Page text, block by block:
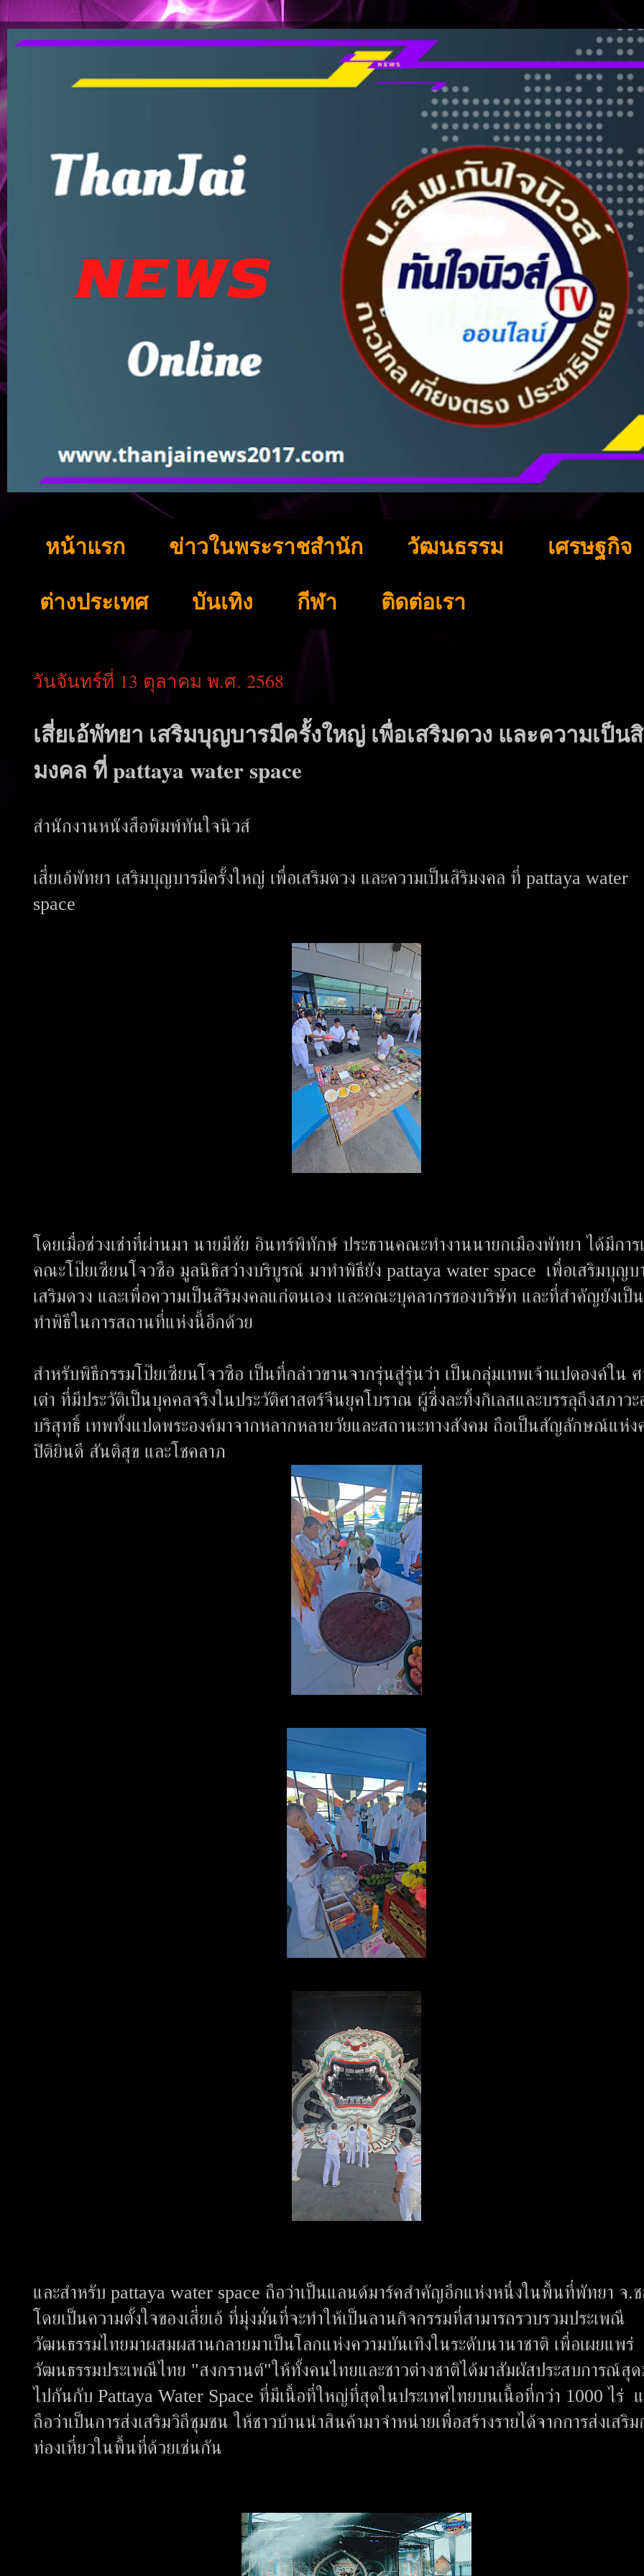
หน้าแรก ข่าวในพระราชสำนัก วัฒนธรรม เศรษฐกิจ
ต่างประเทศ บันเทิง กีฬา ติดต่อเรา
วันจันทร์ที่ 13 ตุลาคม พ.ศ. 2568
เสี่ยเอ้พัทยา เสริมบุญบารมีครั้งใหญ่ เพื่อเสริมดวง และความเป็น
มงคล ที่ pattaya water space
สำนักงานหนังสือพิมพ์ทันใจนิวส์
เสี่ยเอ้พัทยา เสริมบุญบารมีครั้งใหญ่ เพื่อเสริมดวง และความเป็นสิริมงคล ที่ pattaya water
space
โดยเมื่อช่วงเช่าที่ผ่านมา นายมีชัย อินทร์พิทักษ์ ประธานคณะทำงานนายกเมืองพัทยา ได้มีการ
คณะโป๊ยเซียนโจวซือ มูลนิธิสว่างบริบูรณ์ มาทำพิธียัง pattaya water space เพื่อเสริมบุญบ
เสริมดวง และเพื่อความเป็นสิริมงคลแก่ตนเอง และคณะบุคลากรของบริษัท และที่สำคัญยังเป็
ทำพิธีในการสถานที่แห่งนี้อีกด้วย
สำหรับพิธีกรรมโป๊ยเซียนโจวซือ เป็นที่กล่าวขานจากรุ่นสู่รุ่นว่า เป็นกลุ่มเทพเจ้าแปดองค์ใน
เต๋า ที่มีประวัติเป็นบุคคลจริงในประวัติศาสตร์จีนยุคโบราณ ผู้ซึ่งละทิ้งกิเลสและบรรลุถึงสภาว
บริสุทธิ์ เทพทั้งแปดพระองค์มาจากหลากหลายวัยและสถานะทางสังคม ถือเป็นสัญลักษณ์แห่ง
ปิติยินดี สันติสุข และโชคลาภ
และสำหรับ pattaya water space ถือว่าเป็นแลนด์มาร์คสำคัญอีกแห่งหนึ่งในพื้นที่พัทยา จ.
โดยเป็นความตั้งใจของเสี่ยเอ้ ที่มุ่งมั่นที่จะทำให้เป็นลานกิจกรรมที่สามารถรวบรวมประเพณี
วัฒนธรรมไทยมาผสมผสานกลายมาเป็นโลกแห่งความบันเทิงในระดับนานาชาติ เพื่อเผยแพร่
วัฒนธรรมประเพณีไทย "สงกรานต์"ให้ทั้งคนไทยและชาวต่างชาติได้มาสัมผัสประสบการณ์สุ
ไปกันกับ Pattaya Water Space ที่มีเนื้อที่ใหญ่ที่สุดในประเทศไทยบนเนื้อที่กว่า 1000 ไร่
ถือว่าเป็นการส่งเสริมวิถีชุมชน ให้ชาวบ้านนำสินค้ามาจำหน่ายเพื่อสร้างรายได้จากการส่งเสริม
ท่องเที่ยวในพื้นที่ด้วยเช่นกัน